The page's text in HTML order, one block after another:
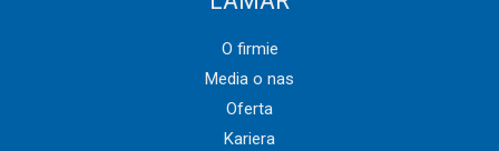
O firmie
Media o nas
Oferta
Kariera